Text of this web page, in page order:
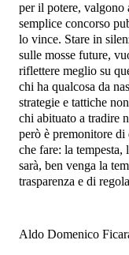
per il potere, valgono
semplice concorso
lo vince. Stare in
sulle mosse future,
riflettere meglio su
chi ha qualcosa da
strategie e tattiche
chi abituato a tradire
però è premonitore di
che fare: la tempesta,
sarà, ben venga la
trasparenza e di
Aldo Domenico